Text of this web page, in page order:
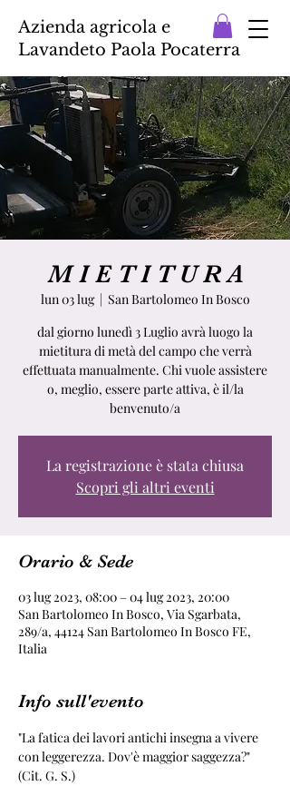
Azienda agricola e
Lavandeto Paola Pocaterra
M I E T I T U R A
lun 03 lug
  |
San Bartolomeo In Bosco
dal giorno lunedì 3 Luglio avrà luogo la
mietitura di metà del campo che verrà
effettuata manualmente. Chi vuole assistere
o, meglio, essere parte attiva, è il/la
benvenuto/a
La registrazione è stata chiusa
Scopri gli altri eventi
Orario & Sede
03 lug 2023, 08:00 – 04 lug 2023, 20:00
San Bartolomeo In Bosco, Via Sgarbata,
289/a, 44124 San Bartolomeo In Bosco FE,
Italia
Info sull'evento
"La fatica dei lavori antichi insegna a vivere
con leggerezza. Dov'è maggior saggezza?"
(Cit. G. S.)